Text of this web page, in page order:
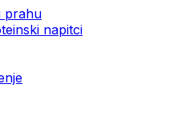
prahu
napitci